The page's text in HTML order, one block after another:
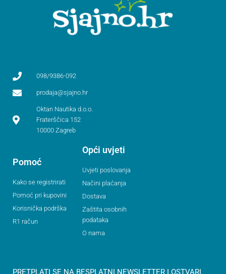
098/9386-092
prodaja@sjajno.hr
Oktan Nautika d.o.o.
Fraterščica 152
10000 Zagreb
Pomoć
Kako se registrirati
Pomoć pri kupovini
Korisnička podrška
R1 račun
Opći uvjeti
Uvjeti poslovanja
Načini plaćanja
Dostava
Zaštita osobnih
podataka
O nama
PRETPLATI SE NA BESPLATNI NEWSLETTER I OSTVARI